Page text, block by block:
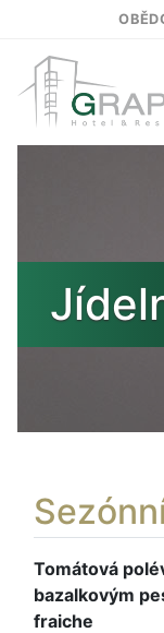
Tomátová
bazalkovým
fraiche